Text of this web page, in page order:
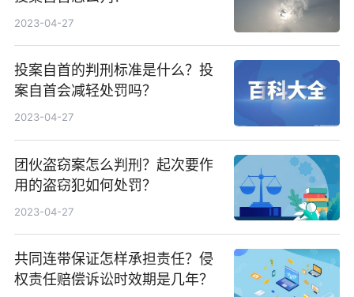
2023-04-27
投案自首的判刑标准是什么？投
案自首会减轻处罚吗？
2023-04-27
团伙盗窃案怎么判刑？起次要作
用的盗窃犯如何处罚？
2023-04-27
共同连带保证怎样承担责任？侵
权责任赔偿诉讼时效期是几年？